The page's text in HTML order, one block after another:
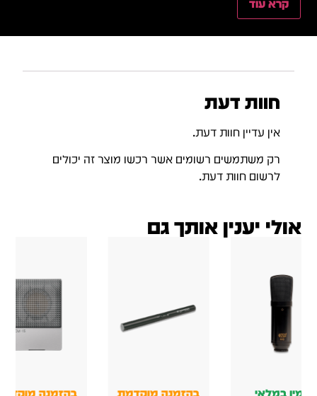
קרא עוד
חוות דעת
אין עדיין חוות דעת.
רק משתמשים רשומים אשר רכשו מוצר זה יכולים
לרשום חוות דעת.
אולי יענין אותך גם